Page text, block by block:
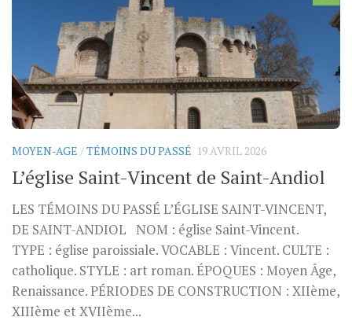
MOYEN-AGE /TÉMOINS DU PASSÉ 19 AVRIL 2026
L’église Saint-Vincent de Saint-Andiol
LES TÉMOINS DU PASSÉ L’ÉGLISE SAINT-VINCENT,
DE SAINT-ANDIOL NOM : église Saint-Vincent.
TYPE : église paroissiale. VOCABLE : Vincent. CULTE :
catholique. STYLE : art roman. ÉPOQUES : Moyen Âge,
Renaissance. PÉRIODES DE CONSTRUCTION : XIIème,
XIIIème et XVIIème...